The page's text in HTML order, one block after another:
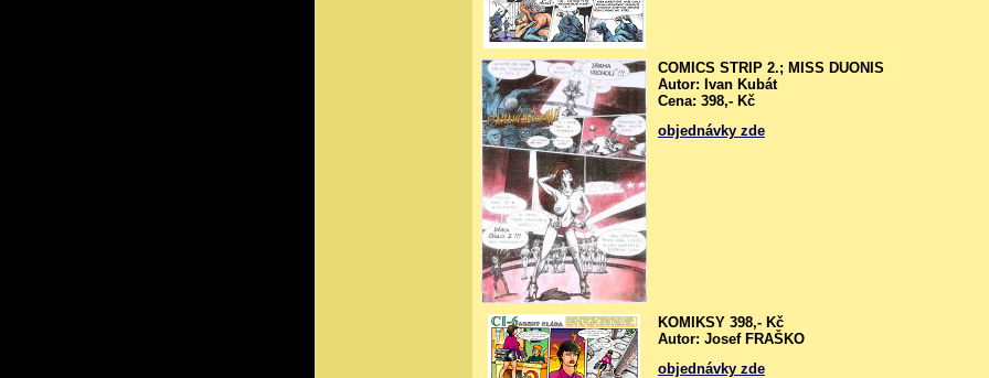
COMICS STRIP 2.; MISS DUONIS
Autor: Ivan Kubát
Cena: 398,- Kč
objednávky zde
KOMIKSY 398,- Kč
Autor: Josef FRAŠKO
objednávky zde